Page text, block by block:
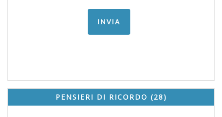
PENSIERI DI RICORDO (28)